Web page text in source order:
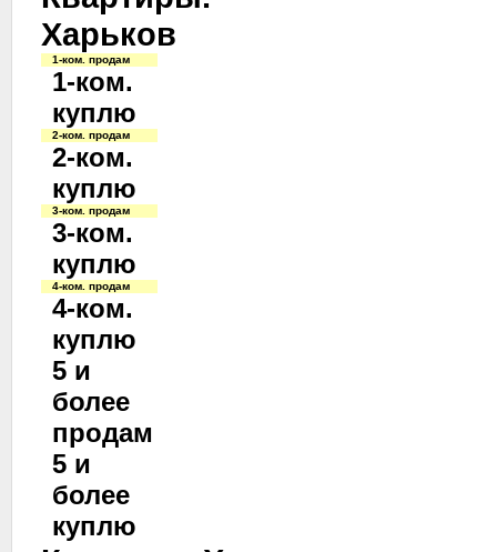
Харьков
1-ком. продам
1-ком.
куплю
2-ком. продам
2-ком.
куплю
3-ком. продам
3-ком.
куплю
4-ком. продам
4-ком.
куплю
5 и
более
продам
5 и
более
куплю